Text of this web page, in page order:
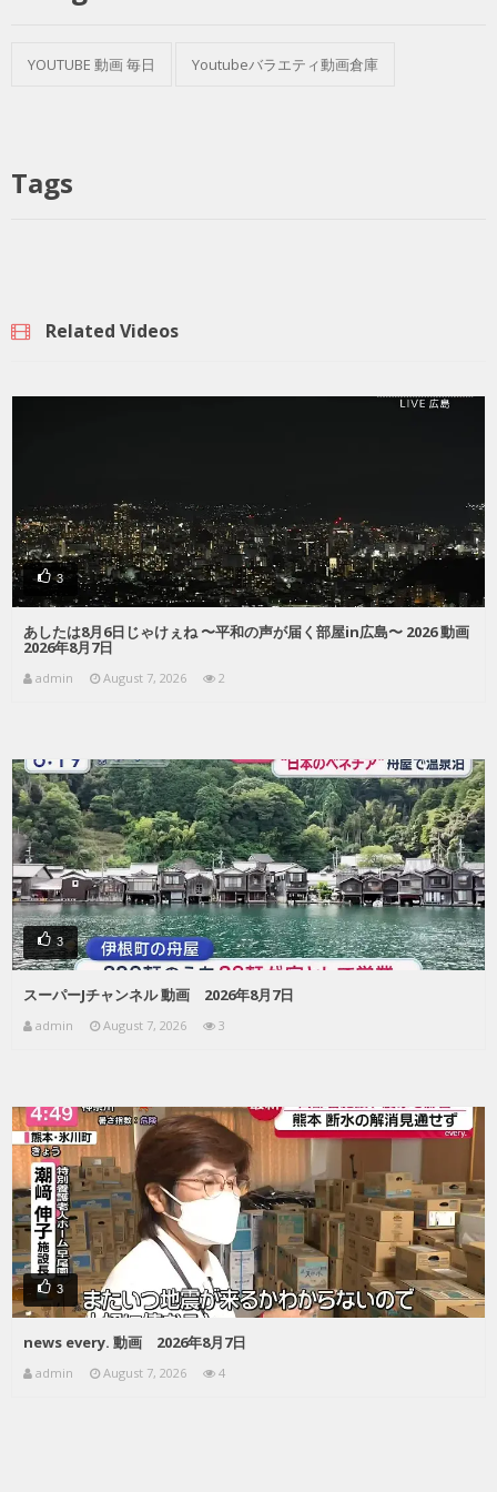
YOUTUBE 動画 毎日 Youtubeバラエティ動画倉庫
Tags
Related Videos
3
あしたは8月6日じゃけぇね 〜平和の声が届く部屋in広島〜 2026 動画
2026年8月7日
admin August 7, 2026 2
3
スーパーJチャンネル 動画 2026年8月7日
admin August 7, 2026 3
3
news every. 動画 2026年8月7日
admin August 7, 2026 4